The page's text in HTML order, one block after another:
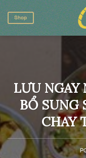
Skip
to
content
Shop
LƯU NGAY
BỔ SUNG
CHAY